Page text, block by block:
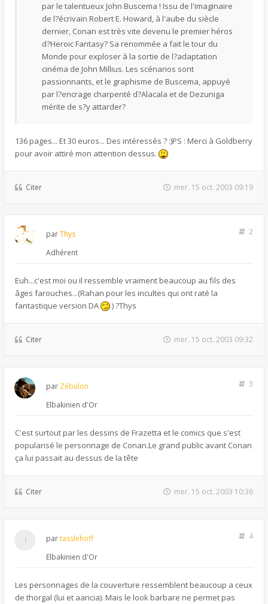
par le talentueux John Buscema ! Issu de l'imaginaire
de l?écrivain Robert E. Howard, à l'aube du siècle
dernier, Conan est très vite devenu le premier héros
d?Heroic Fantasy? Sa renommée a fait le tour du
Monde pour exploser à la sortie de l?adaptation
cinéma de John Millius. Les scénarios sont
passionnants, et le graphisme de Buscema, appuyé
par l?encrage charpenté d?Alacala et de Dezuniga
mérite de s?y attarder?
136 pages... Et 30 euros... Des intéressés ? :)PS : Merci à Goldberry
pour avoir attiré mon attention dessus.
Citer mer. 15 oct. 2003 09:19
2
parThys
Adhérent
Euh...c'est moi ou il ressemble vraiment beaucoup au fils des
âges farouches...(Rahan pour les incultes qui ont raté la
fantastique version DA
) ?Thys
Citer mer. 15 oct. 2003 09:32
3
par Zébulon
Elbakinien d'Or
C'est surtout par les dessins de Frazetta et le comics que s'est
popularisé le personnage de Conan.Le grand public avant Conan
ça lui passait au dessus de la tête
Citer mer. 15 oct. 2003 10:36
4
partasslehoff
Elbakinien d'Or
Les personnages de la couverture ressemblent beaucoup a ceux
de thorgal (lui et aaricia). Mais le look barbare ne permet pas